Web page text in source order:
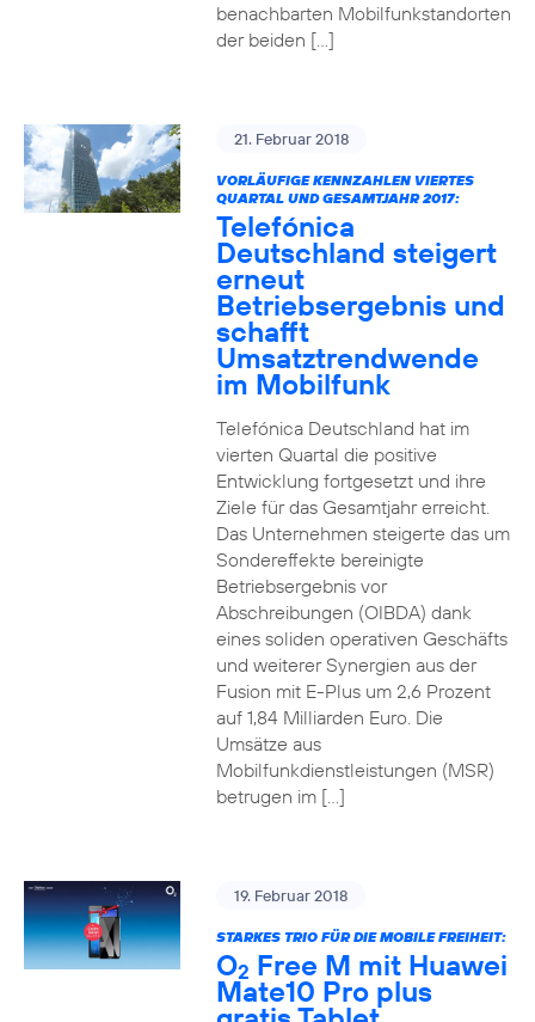
benachbarten Mobilfunkstandorten
der beiden […]
21. Februar 2018
VORLÄUFIGE KENNZAHLEN VIERTES
QUARTAL UND GESAMTJAHR 2017:
Telefónica
Deutschland steigert
erneut
Betriebsergebnis und
schafft
Umsatztrendwende
im Mobilfunk
Telefónica Deutschland hat im
vierten Quartal die positive
Entwicklung fortgesetzt und ihre
Ziele für das Gesamtjahr erreicht.
Das Unternehmen steigerte das um
Sondereffekte bereinigte
Betriebsergebnis vor
Abschreibungen (OIBDA) dank
eines soliden operativen Geschäfts
und weiterer Synergien aus der
Fusion mit E-Plus um 2,6 Prozent
auf 1,84 Milliarden Euro. Die
Umsätze aus
Mobilfunkdienstleistungen (MSR)
betrugen im […]
19. Februar 2018
STARKES TRIO FÜR DIE MOBILE FREIHEIT:
O2 Free M mit Huawei
Mate10 Pro plus